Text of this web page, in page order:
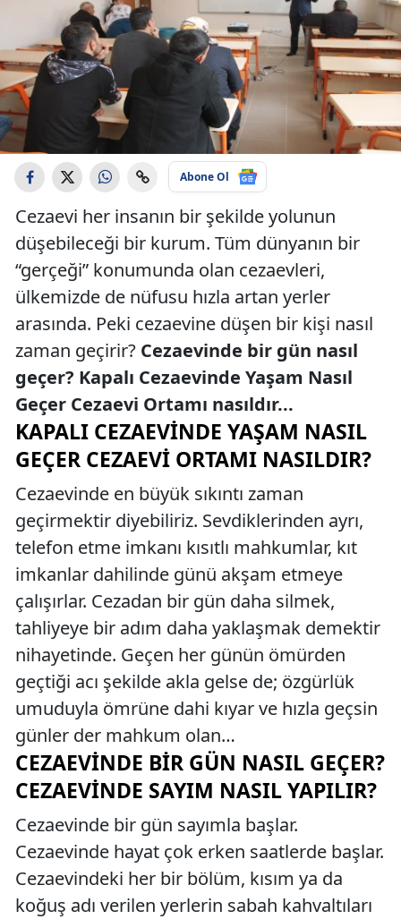
Abone Ol
Cezaevi her insanın bir şekilde yolunun
düşebileceği bir kurum. Tüm dünyanın bir
“gerçeği” konumunda olan cezaevleri,
ülkemizde de nüfusu hızla artan yerler
arasında. Peki cezaevine düşen bir kişi nasıl
zaman geçirir? Cezaevinde bir gün nasıl
geçer? Kapalı Cezaevinde Yaşam Nasıl
Geçer Cezaevi Ortamı nasıldır...
KAPALI CEZAEVINDE YAŞAM NASIL
GEÇER CEZAEVI ORTAMI NASILDIR?
Cezaevinde en büyük sıkıntı zaman
geçirmektir diyebiliriz. Sevdiklerinden ayrı,
telefon etme imkanı kısıtlı mahkumlar, kıt
imkanlar dahilinde günü akşam etmeye
çalışırlar. Cezadan bir gün daha silmek,
tahliyeye bir adım daha yaklaşmak demektir
nihayetinde. Geçen her günün ömürden
geçtiği acı şekilde akla gelse de; özgürlük
umuduyla ömrüne dahi kıyar ve hızla geçsin
günler der mahkum olan…
CEZAEVINDE BIR GÜN NASIL GEÇER?
CEZAEVINDE SAYIM NASIL YAPILIR?
Cezaevinde bir gün sayımla başlar.
Cezaevinde hayat çok erken saatlerde başlar.
Cezaevindeki her bir bölüm, kısım ya da
koğuş adı verilen yerlerin sabah kahvaltıları